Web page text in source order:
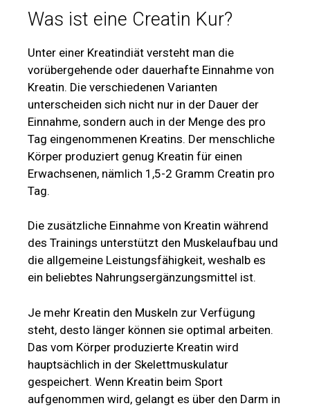
Was ist eine Creatin Kur?
Unter einer Kreatindiät versteht man die
vorübergehende oder dauerhafte Einnahme von
Kreatin. Die verschiedenen Varianten
unterscheiden sich nicht nur in der Dauer der
Einnahme, sondern auch in der Menge des pro
Tag eingenommenen Kreatins. Der menschliche
Körper produziert genug Kreatin für einen
Erwachsenen, nämlich 1,5-2 Gramm Creatin pro
Tag.
Die zusätzliche Einnahme von Kreatin während
des Trainings unterstützt den Muskelaufbau und
die allgemeine Leistungsfähigkeit, weshalb es
ein beliebtes Nahrungsergänzungsmittel ist.
Je mehr Kreatin den Muskeln zur Verfügung
steht, desto länger können sie optimal arbeiten.
Das vom Körper produzierte Kreatin wird
hauptsächlich in der Skelettmuskulatur
gespeichert. Wenn Kreatin beim Sport
aufgenommen wird, gelangt es über den Darm in